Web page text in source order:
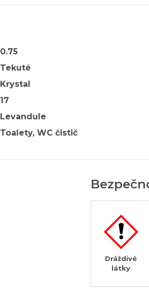
0.75
Tekuté
Krystal
17
Levandule
Toalety, WC čistič
Dráždivé
látky